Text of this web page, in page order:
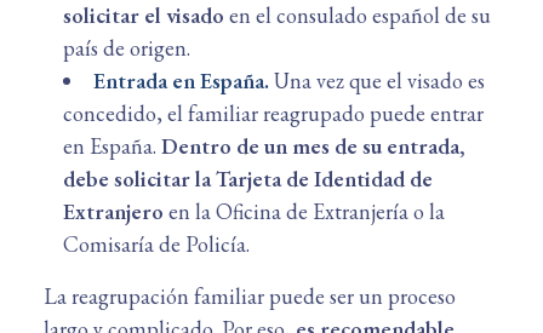
solicitar el visado en el consulado español de su
país de origen.
Entrada en España.Una vez que el visado es
concedido, el familiar reagrupado puede entrar
en España. Dentro de un mes de su entrada,
debe solicitar la Tarjeta de Identidad de
Extranjero en la Oficina de Extranjería o la
Comisaría de Policía.
La reagrupación familiar puede ser un proceso